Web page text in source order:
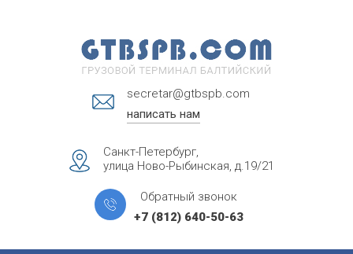
secretar@gtbspb.com
написать нам
Санкт-Петербург,
улица Ново-Рыбинская, д.19/21
Обратный звонок
+7 (812) 640-50-63